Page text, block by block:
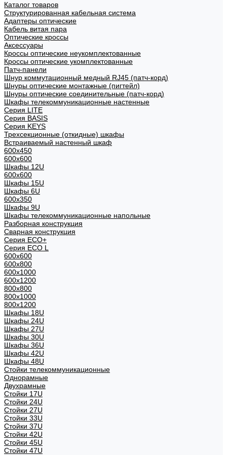
Каталог товаров
Структурированная кабельная система
Адаптеры оптические
Кабель витая пара
Оптические кроссы
Аксессуары
Кроссы оптические неукомплектованные
Кроссы оптические укомплектованные
Патч-панели
Шнур коммутационный медный RJ45 (патч-корд)
Шнуры оптические монтажные (пигтейл)
Шнуры оптические соединительные (патч-корд)
Шкафы телекоммуникационные настенные
Cерия LITE
Cерия BASIS
Cерия KEYS
Трехсекционные (откидные) шкафы
Встраиваемый настенный шкаф
600x450
600x600
Шкафы 12U
600x600
Шкафы 15U
Шкафы 6U
600x350
Шкафы 9U
Шкафы телекоммуникационные напольные
Разборная конструкция
Сварная конструкция
Серия ECO+
Серия ECO L
600x600
600x800
600х1000
600х1200
800x800
800х1000
800х1200
Шкафы 18U
Шкафы 24U
Шкафы 27U
Шкафы 30U
Шкафы 36U
Шкафы 42U
Шкафы 48U
Стойки телекоммуникационные
Однорамные
Двухрамные
Стойки 17U
Стойки 24U
Стойки 27U
Стойки 33U
Стойки 37U
Стойки 42U
Стойки 45U
Стойки 47U